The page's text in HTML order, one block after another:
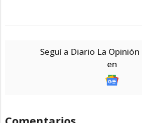
Seguí a Diario La
en